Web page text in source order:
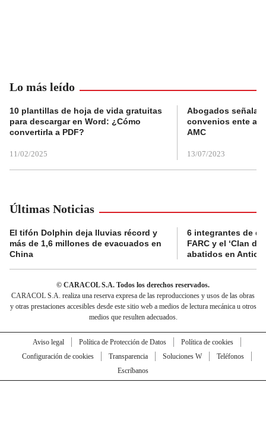
Lo más leído
10 plantillas de hoja de vida gratuitas
para descargar en Word: ¿Cómo
convertirla a PDF?
11/02/2025
Abogados
convenios ente
AMC
13/07/2023
Últimas Noticias
El tifón Dolphin deja lluvias récord y
más de 1,6 millones de evacuados en
China
6 integrantes de
FARC y el ‘Clan
abatidos en
© CARACOL S.A. Todos los derechos reservados.
CARACOL S.A. realiza una reserva expresa de las reproducciones y usos de las obras
y otras prestaciones accesibles desde este sitio web a medios de lectura mecánica u otros
medios que resulten adecuados.
Aviso legal Política de Protección de Datos
Política de cookies
Configuración de cookies
Transparencia Soluciones W
Teléfonos
Escríbanos